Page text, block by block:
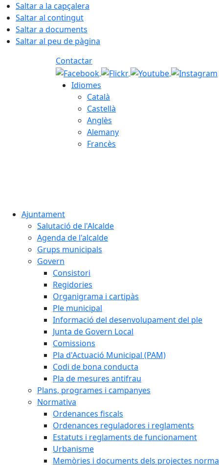
Saltar a la capçalera
Saltar al contingut
Saltar a documents
Saltar al peu de pàgina
Contactar
Idiomes
Català
Castellà
Anglès
Alemany
Francès
Ajuntament
Salutació de l'Alcalde
Agenda de l'alcalde
Grups municipals
Govern
Consistori
Regidories
Organigrama i cartipàs
Ple municipal
Informació del desenvolupament del ple
Junta de Govern Local
Comissions
Pla d'Actuació Municipal (PAM)
Codi de bona conducta
Pla de mesures antifrau
Plans, programes i campanyes
Normativa
Ordenances fiscals
Ordenances reguladores i reglaments
Estatuts i reglaments de funcionament
Urbanisme
Memòries i documents dels projectes